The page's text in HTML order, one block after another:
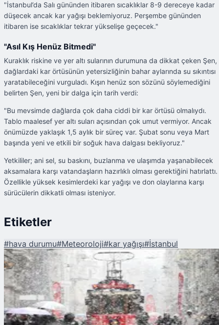
"İstanbul’da Salı gününden itibaren sıcaklıklar 8-9 dereceye kadar
düşecek ancak kar yağışı beklemiyoruz. Perşembe gününden
itibaren ise sıcaklıklar tekrar yükselişe geçecek."
"Asıl Kış Henüz Bitmedi"
Kuraklık riskine ve yer altı sularının durumuna da dikkat çeken Şen,
dağlardaki kar örtüsünün yetersizliğinin bahar aylarında su sıkıntısı
yaratabileceğini vurguladı. Kışın henüz son sözünü söylemediğini
belirten Şen, yeni bir dalga için tarih verdi:
"Bu mevsimde dağlarda çok daha ciddi bir kar örtüsü olmalıydı.
Tablo maalesef yer altı suları açısından çok umut vermiyor. Ancak
önümüzde yaklaşık 1,5 aylık bir süreç var. Şubat sonu veya Mart
başında yeni ve etkili bir soğuk hava dalgası bekliyoruz."
Yetkililer; ani sel, su baskını, buzlanma ve ulaşımda yaşanabilecek
aksamalara karşı vatandaşların hazırlıklı olması gerektiğini hatırlattı.
Özellikle yüksek kesimlerdeki kar yağışı ve don olaylarına karşı
sürücülerin dikkatli olması isteniyor.
Etiketler
#hava durumu#Meteoroloji#kar yağışı#İstanbul
Şu An Okunan
Türkiye Genelinde Sağanak, Kar ve Fırtına Alarmı! İstanbul İçin Yeni Tarih
Verildi